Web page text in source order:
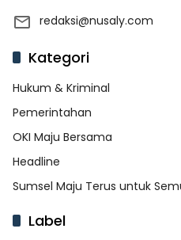
redaksi@nusaly.com
Kategori
Hukum & Kriminal
Pemerintahan
OKI Maju Bersama
Headline
Sumsel Maju Terus untuk
Label